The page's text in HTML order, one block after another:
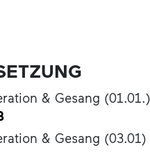
& Gesang (01.01.)
& Gesang (03.01)